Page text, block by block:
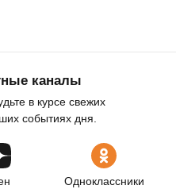
каналы
в курсе свежих
событиях дня.
Одноклассники